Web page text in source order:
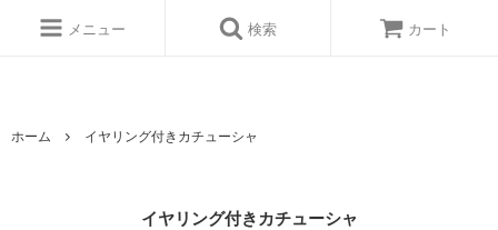
メニュー 検索 カート
ホーム イヤリング付きカチューシャ
イヤリング付きカチューシャ